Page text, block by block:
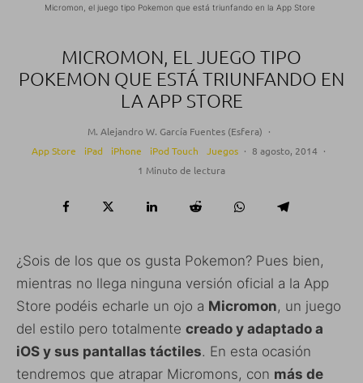
Micromon, el juego tipo Pokemon que está triunfando en la App Store
MICROMON, EL JUEGO TIPO
POKEMON QUE ESTÁ TRIUNFANDO EN
LA APP STORE
M. Alejandro W. García Fuentes (Esfera) ·
App Store
iPad iPhone iPod Touch Juegos · 8 agosto, 2014 ·
1 Minuto de lectura
¿Sois de los que os gusta Pokemon? Pues bien,
mientras no llega ninguna versión oficial a la App
Store podéis echarle un ojo a Micromon, un juego
del estilo pero totalmente creado y adaptado a
iOS y sus pantallas táctiles. En esta ocasión
tendremos que atrapar Micromons, con más de